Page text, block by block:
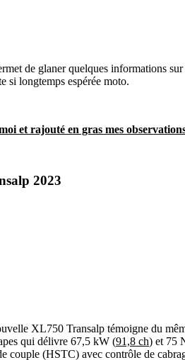
de glaner quelques informations
si longtemps espérée moto.
et rajouté en gras mes
2023
XL750 Transalp témoigne du
qui délivre 67,5 kW (91,8 ch) et 75
couple (HSTC) avec contrôle de